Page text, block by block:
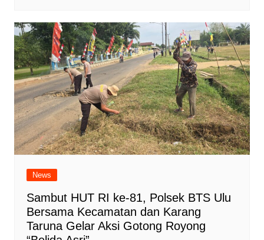
News
Sambut HUT RI ke-81, Polsek BTS Ulu
Bersama Kecamatan dan Karang
Taruna Gelar Aksi Gotong Royong